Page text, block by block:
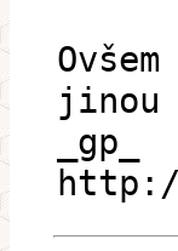
jinou
_gp_